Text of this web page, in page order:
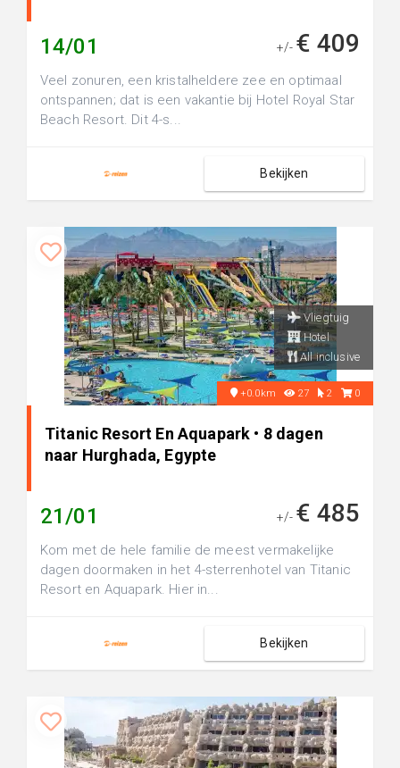
14/01 +/- € 409
Veel zonuren, een kristalheldere zee en optimaal
ontspannen; dat is een vakantie bij Hotel Royal Star
Beach Resort. Dit 4-s...
Bekijken
Vliegtuig
Hotel
All inclusive
+0.0km 27 2 0
Titanic Resort En Aquapark • 8 dagen
naar Hurghada, Egypte
21/01 +/- € 485
Kom met de hele familie de meest vermakelijke
dagen doormaken in het 4-sterrenhotel van Titanic
Resort en Aquapark. Hier in...
Bekijken